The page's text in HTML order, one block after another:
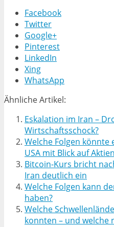
Facebook
Twitter
Google+
Pinterest
LinkedIn
Xing
WhatsApp
Ähnliche Artikel:
Eskalation im Iran –
Wirtschaftsschock?
Welche Folgen könnte
USA mit Blick auf
Bitcoin-Kurs bricht
Iran deutlich ein
Welche Folgen kann
haben?
Welche
konnten – und welche